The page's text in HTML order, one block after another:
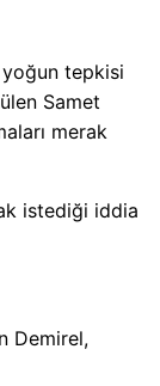
yoğun tepkisi
Samet
merak
istediği iddia
Demirel,